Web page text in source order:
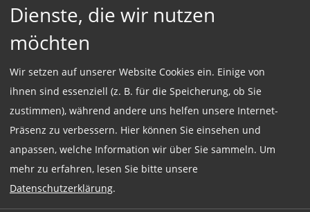
München
Beschäftigungsart:
Vollzeit
Jetzt online Bewerben
Dienste, die wir nutzen
möchten
Wir setzen auf unserer Website Cookies ein. Einige von
ihnen sind essenziell (z. B. für die Speicherung, ob Sie
zustimmen), während andere uns helfen unsere Internet-
Präsenz zu verbessern. Hier können Sie einsehen und
anpassen, welche Information wir über Sie sammeln. Um
mehr zu erfahren, lesen Sie bitte unsere
Datenschutzerklärung.